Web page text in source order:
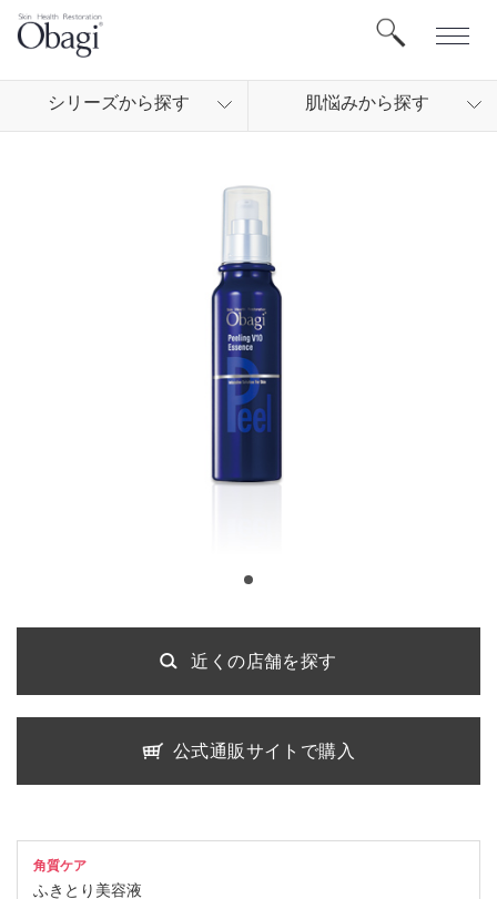
シリ ーズから探す 肌悩みから探す
近くの店舗を探す
公式通販サイトで購入
角質ケア
ふきとり美容液